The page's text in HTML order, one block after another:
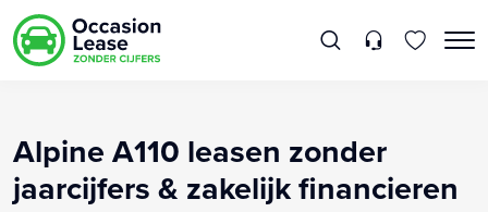
Alpine A110 leasen zonder
jaarcijfers & zakelijk financieren